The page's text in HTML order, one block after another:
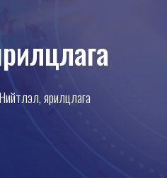
Нийтлэл, ярилцлага